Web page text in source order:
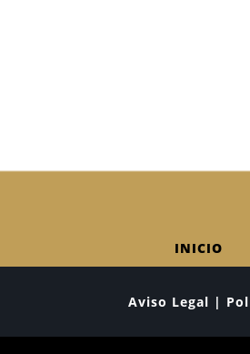
INICIO
Aviso Legal |